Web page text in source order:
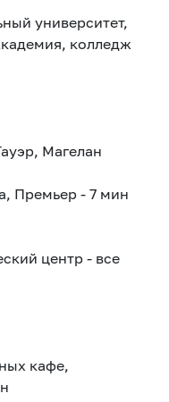
университет,
кoлледж
Магелан
Премьер - 7 мин
центр - все
кафе,